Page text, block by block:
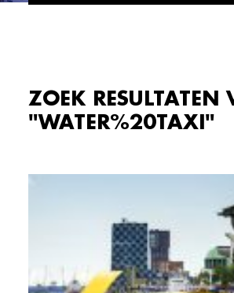
ZOEK RESULTATEN
"WATER%20TAXI"